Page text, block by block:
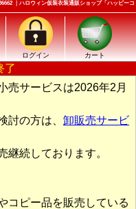
｜ハロウィン仮装衣装通販ショップ「ハッピーコ
ログイン カート
了
売サービスは2026年2月
討の方は、 卸販売サービ
継続しております。
コピー品を販売している